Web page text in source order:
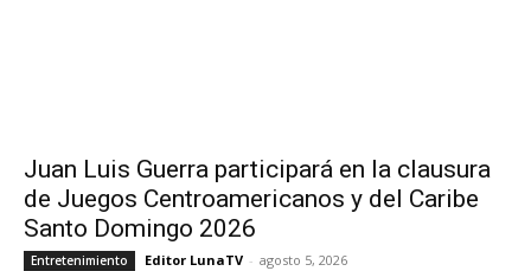
Juan Luis Guerra participará en la clausura
de Juegos Centroamericanos y del Caribe
Santo Domingo 2026
Entretenimiento Editor LunaTV - agosto 5, 2026